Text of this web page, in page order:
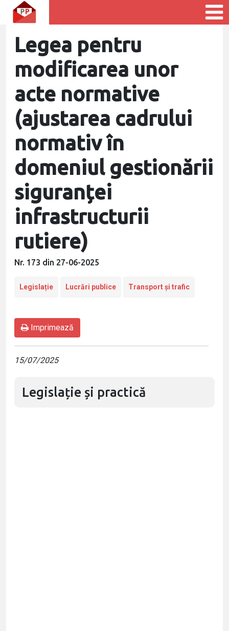
Legea pentru
modificarea unor
acte normative
(ajustarea cadrului
normativ în
domeniul gestionării
siguranței
infrastructurii
rutiere)
Nr. 173 din 27-06-2025
Legislație Lucrări publice Transport și trafic
Imprimează
15/07/2025
Legislație și practică